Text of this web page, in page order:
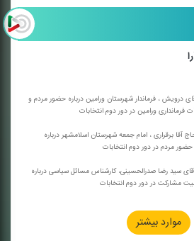
درویش ، فرماندار شهرستان ورامین درباره حضور مردم و
فرمانداری ورامین در دور دوم انتخابات
آقا برقراری ، امام جمعه شهرستان اسلامشهر درباره
مردم در دور دوم انتخابات
آقای سید رضا صدرالحسینی، كارشناس مسائل سیاسی درباره
مشاركت در دور دوم انتخابات
موارد بیشتر